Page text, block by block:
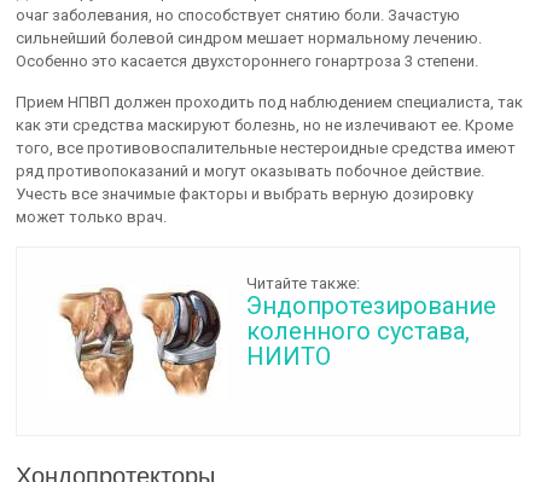
очаг заболевания, но способствует снятию боли. Зачастую
сильнейший болевой синдром мешает нормальному лечению.
Особенно это касается двухстороннего гонартроза 3 степени.
Прием НПВП должен проходить под наблюдением специалиста, так
как эти средства маскируют болезнь, но не излечивают ее. Кроме
того, все противовоспалительные нестероидные средства имеют
ряд противопоказаний и могут оказывать побочное действие.
Учесть все значимые факторы и выбрать верную дозировку
может только врач.
Читайте также:
Эндопротезирование
коленного сустава,
НИИТО
Хондопротекторы